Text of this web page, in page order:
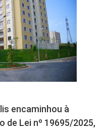
encaminhou à
de Lei nº 19695/2025,